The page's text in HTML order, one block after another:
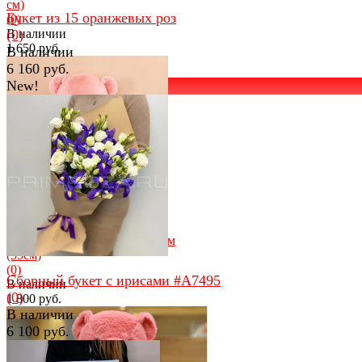
избранное сравнить
см)
(0)
В наличии
1 650 руб.
Плюшевый медведь с сердцем
(55см)
(0)
В наличии
1 800 руб.
избранное сравнить
Букет из 15 оранжевых роз
(0)
В наличии
6 160 руб.
New!
Сборный букет с ирисами #A7495
(0)
В наличии
6 100 руб.